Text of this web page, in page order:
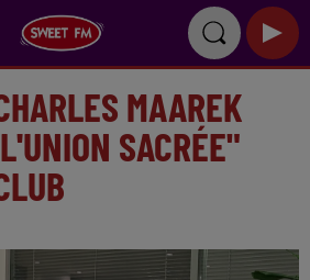
MAAREK
SACRÉE"